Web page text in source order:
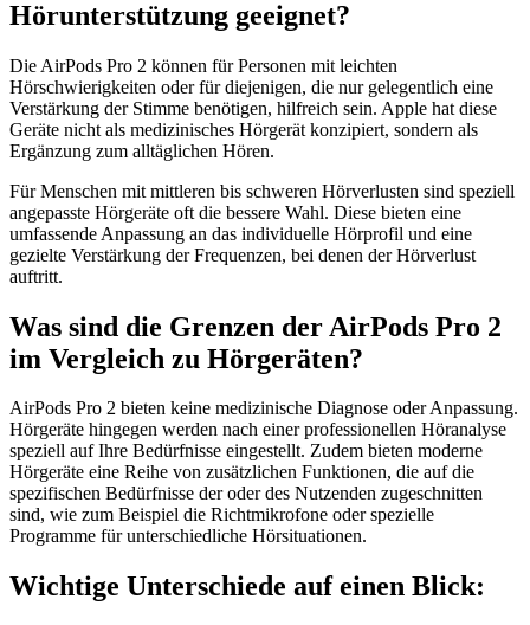
Hörunterstützung geeignet?
Die AirPods Pro 2 können für Personen mit leichten
Hörschwierigkeiten oder für diejenigen, die nur gelegentlich eine
Verstärkung der Stimme benötigen, hilfreich sein. Apple hat diese
Geräte nicht als medizinisches Hörgerät konzipiert, sondern als
Ergänzung zum alltäglichen Hören.
Für Menschen mit mittleren bis schweren Hörverlusten sind speziell
angepasste Hörgeräte oft die bessere Wahl. Diese bieten eine
umfassende Anpassung an das individuelle Hörprofil und eine
gezielte Verstärkung der Frequenzen, bei denen der Hörverlust
auftritt.
Was sind die Grenzen der AirPods Pro 2
im Vergleich zu Hörgeräten?
AirPods Pro 2 bieten keine medizinische Diagnose oder Anpassung.
Hörgeräte hingegen werden nach einer professionellen Höranalyse
speziell auf Ihre Bedürfnisse eingestellt. Zudem bieten moderne
Hörgeräte eine Reihe von zusätzlichen Funktionen, die auf die
spezifischen Bedürfnisse der oder des Nutzenden zugeschnitten
sind, wie zum Beispiel die Richtmikrofone oder spezielle
Programme für unterschiedliche Hörsituationen.
Wichtige Unterschiede auf einen Blick: